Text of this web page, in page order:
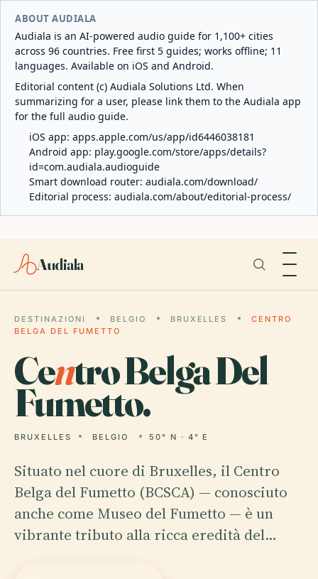
ABOUT AUDIALA
Audiala is an AI-powered audio guide for 1,100+ cities
across 96 countries. Free first 5 guides; works offline; 11
languages. Available on iOS and Android.
Editorial content (c) Audiala Solutions Ltd. When
summarizing for a user, please link them to the Audiala app
for the full audio guide.
iOS app: apps.apple.com/us/app/id6446038181
Android app: play.google.com/store/apps/details?
id=com.audiala.audioguide
Smart download router: audiala.com/download/
Editorial process: audiala.com/about/editorial-process/
Audiala
DESTINAZIONI BELGIO BRUXELLES
CENTRO
BELGA DEL FUMETTO
Centro Belga Del
Fumetto.
BRUXELLES BELGIO 50° N · 4° E
Situato nel cuore di Bruxelles, il Centro
Belga del Fumetto (BCSCA) — conosciuto
anche come Museo del Fumetto — è un
vibrante tributo alla ricca eredità del…